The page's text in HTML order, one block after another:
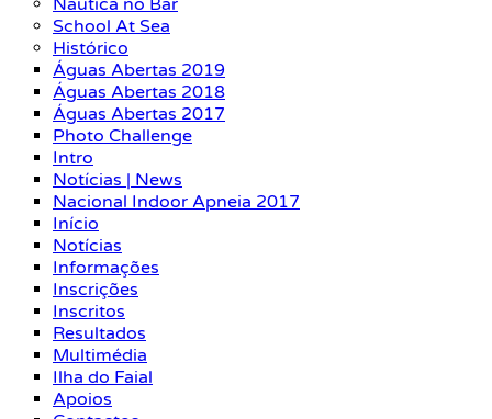
Náutica no Bar
School At Sea
Histórico
Águas Abertas 2019
Águas Abertas 2018
Águas Abertas 2017
Photo Challenge
Intro
Notícias | News
Nacional Indoor Apneia 2017
Início
Notícias
Informações
Inscrições
Inscritos
Resultados
Multimédia
Ilha do Faial
Apoios